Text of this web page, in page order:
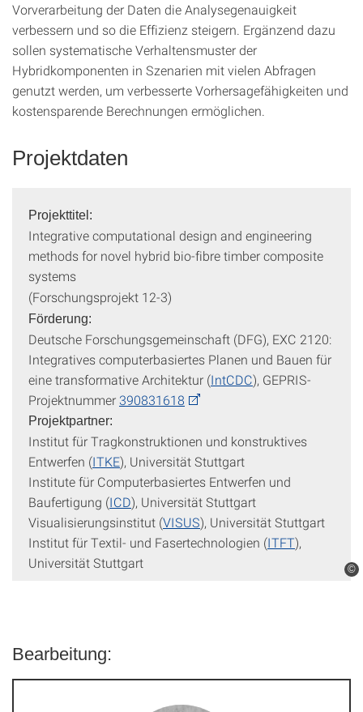
©
Vorverarbeitung der Daten die Analysegenauigkeit
verbessern und so die Effizienz steigern. Ergänzend dazu
sollen systematische Verhaltensmuster der
Hybridkomponenten in Szenarien mit vielen Abfragen
genutzt werden, um verbesserte Vorhersagefähigkeiten und
kostensparende Berechnungen ermöglichen.
Projektdaten
Projekttitel:
Integrative computational design and engineering
methods for novel hybrid bio-fibre timber composite
systems
(Forschungsprojekt 12-3)
Förderung:
Deutsche Forschungsgemeinschaft (DFG), EXC 2120:
Integratives computerbasiertes Planen und Bauen für
eine transformative Architektur (IntCDC), GEPRIS-
Projektnummer 390831618
Projektpartner:
Institut für Tragkonstruktionen und konstruktives
Entwerfen (ITKE), Universität Stuttgart
Institute für Computerbasiertes Entwerfen und
Baufertigung (ICD), Universität Stuttgart
Visualisierungsinstitut (VISUS), Universität Stuttgart
Institut für Textil- und Fasertechnologien (ITFT),
Universität Stuttgart
Bearbeitung: